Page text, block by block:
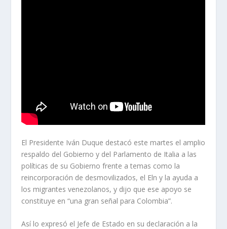
El Presidente Iván Duque destacó este martes el amplio
respaldo del Gobierno y del Parlamento de Italia a las
políticas de su Gobierno frente a temas como la
reincorporación de desmovilizados, el Eln y la ayuda a
los migrantes venezolanos, y dijo que ese apoyo se
constituye en “una gran señal para Colombia”.
Así lo expresó el Jefe de Estado en su declaración a la